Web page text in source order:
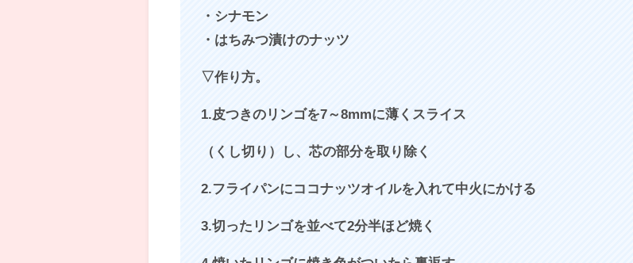
・シナモン
・はちみつ漬けのナッツ
▽作り方。
1.皮つきのリンゴを7～8mmに薄くスライス
（くし切り）し、芯の部分を取り除く
2.フライパンにココナッツオイルを入れて中火にかける
3.切ったリンゴを並べて2分半ほど焼く